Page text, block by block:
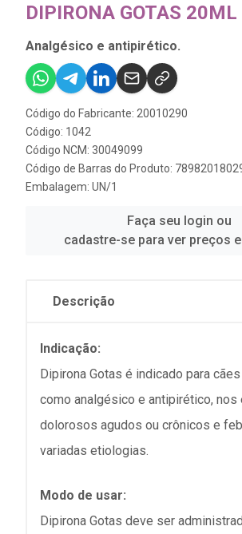
DIPIRONA GOTAS 20ML
Analgésico e antipirético.
Código do Fabricante: 20010290
Código: 1042
Código NCM: 30049099
Código de Barras do Produto:
Embalagem: UN/1
Faça seu login ou
cadastre-se para ver preços
Descrição
Indicação:
Dipirona Gotas é indicado para
como analgésico e antipirético, nos
dolorosos agudos ou crônicos e
variadas etiologias.
Modo de usar:
Dipirona Gotas deve ser